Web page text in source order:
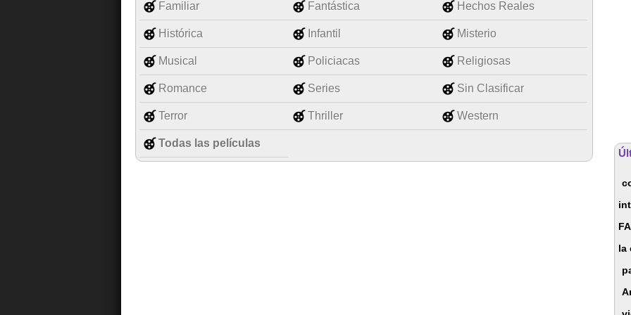
Familiar Fantástica Hechos Reales
Histórica Infantil Misterio
Musical Policiacas Religiosas
Romance Series Sin Clasificar
Terror Thriller Western
Todas las películas
la